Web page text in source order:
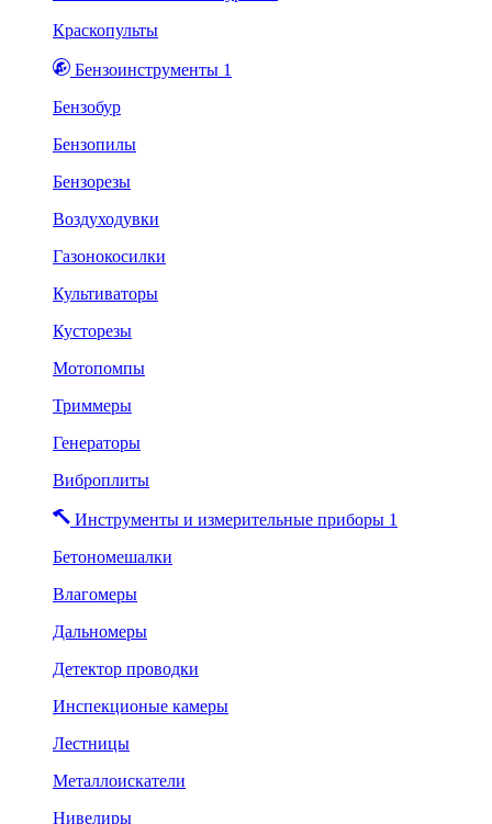
Краскопульты
Бензоинструменты 1
Бензобур
Бензопилы
Бензорезы
Воздуходувки
Газонокосилки
Культиваторы
Кусторезы
Мотопомпы
Триммеры
Генераторы
Виброплиты
Инструменты и измерительные приборы 1
Бетономешалки
Влагомеры
Дальномеры
Детектор проводки
Инспекционые камеры
Лестницы
Металлоискатели
Нивелиры